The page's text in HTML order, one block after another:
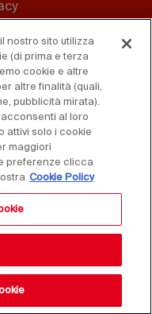
231/01
di vendita
Eventi S.p.A.
nostro sito utilizza
(di prima e terza
cookie e altre
altre finalità (quali,
pubblicità mirata).
acconsenti al loro
attivi solo i cookie
maggiori
preferenze clicca
Cookie Policy